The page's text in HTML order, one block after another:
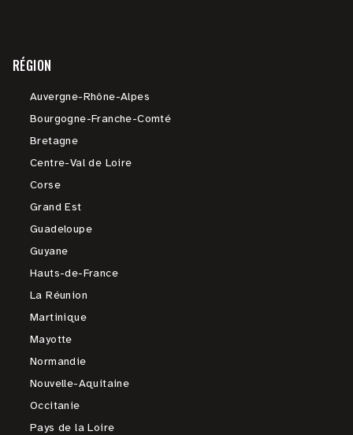
RÉGION
Auvergne-Rhône-Alpes
Bourgogne-Franche-Comté
Bretagne
Centre-Val de Loire
Corse
Grand Est
Guadeloupe
Guyane
Hauts-de-France
La Réunion
Martinique
Mayotte
Normandie
Nouvelle-Aquitaine
Occitanie
Pays de la Loire